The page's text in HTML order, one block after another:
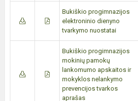
Bukiškio progimnazijos
elektroninio dienyno
tvarkymo nuostatai
Bukiškio progimnazijos
mokinių pamokų
lankomumo apskaitos ir
mokyklos nelankymo
prevencijos tvarkos
aprašas